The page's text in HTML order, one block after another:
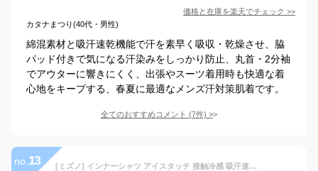
価格と在庫を楽天でチェック >>
カタナまつり(40代・男性)
綿混素材と吸汗速乾機能で汗を素早く吸収・乾燥させ、脇
パッド付きで気になる汗染みをしっかり防止、丸首・2分袖
でアウターに響きにくく、出張やスーツ着用時も快適な着
心地をキープする、春夏に最適なメンズ汗対策肌着です。
全てのおすすめコメント (7件) >
no. 13 [ミズノ] インナーシャツ アイスタッチ 接触冷感 吸汗速乾 消臭 Vネック 半袖シャツ 肌着 アンダーウェア C2JAA103 メンズ キャスチャコール L